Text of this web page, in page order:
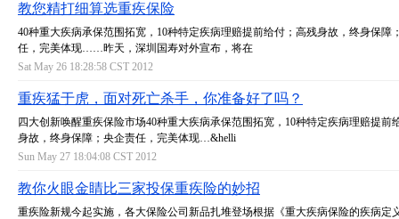
教您精打细算选重疾保险
40种重大疾病承保范围拓宽，10种特定疾病理赔提前给付；高残身故，终身保障
任，完美体现……昨天，深圳国寿对外宣布，将在
Sat May 26 18:28:58 CST 2012
重疾猛于虎，面对死亡杀手，你准备好了吗？
四大创新唤醒重疾保险市场40种重大疾病承保范围拓宽，10种特定疾病理赔提前
身故，终身保障；央企责任，完美体现…&helli
Sun May 27 18:04:08 CST 2012
教你火眼金睛比三家投保重疾险的妙招
重疾险新规今起实施，各大保险公司新品扎堆登场根据《重大疾病保险的疾病定